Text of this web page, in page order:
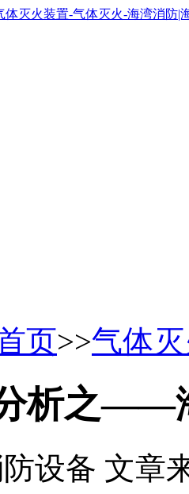
页>>气体
析之——
设备 文章